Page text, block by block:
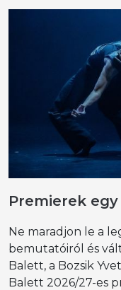
Premierek
Ne maradjon le a
bemutatóiról és
Balett, a Bozsik
Balett 2026/27-es